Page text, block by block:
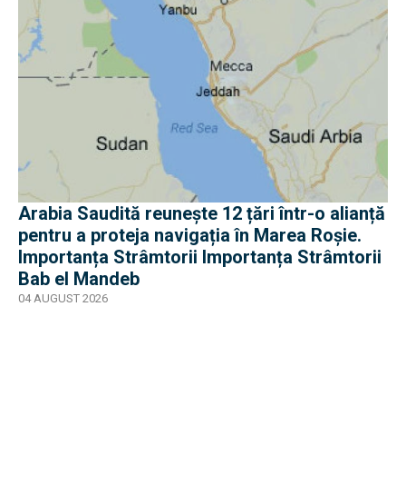
Arabia Saudită reunește 12 țări într-o alianță
pentru a proteja navigația în Marea Roșie.
Importanța Strâmtorii Importanța Strâmtorii
Bab el Mandeb
04 AUGUST 2026